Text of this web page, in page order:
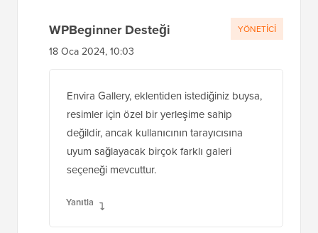
WPBeginner Desteği
18 Oca 2024, 10:03
Envira Gallery, eklentiden istediğiniz buysa,
resimler için özel bir yerleşime sahip
değildir, ancak kullanıcının tarayıcısına
uyum sağlayacak birçok farklı galeri
seçeneği mevcuttur.
Yanıtla
YÖNETICI